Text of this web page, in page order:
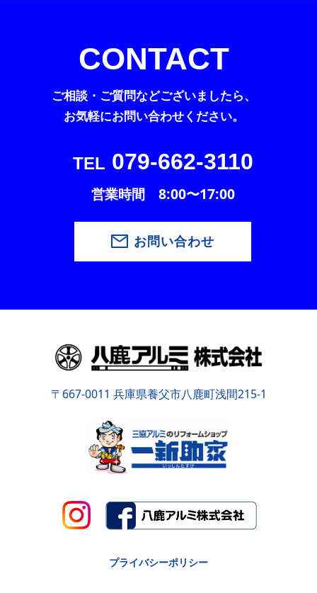
CONTACT
ご相談・ご質問などございましたら、
お気軽にお問い合わせください。
TEL 079-662-3110
営業時間 8:00〜17:00
お問い合わせ
〒667-0011 兵庫県養父市八鹿町浅間215-1
プライバシーポリシー